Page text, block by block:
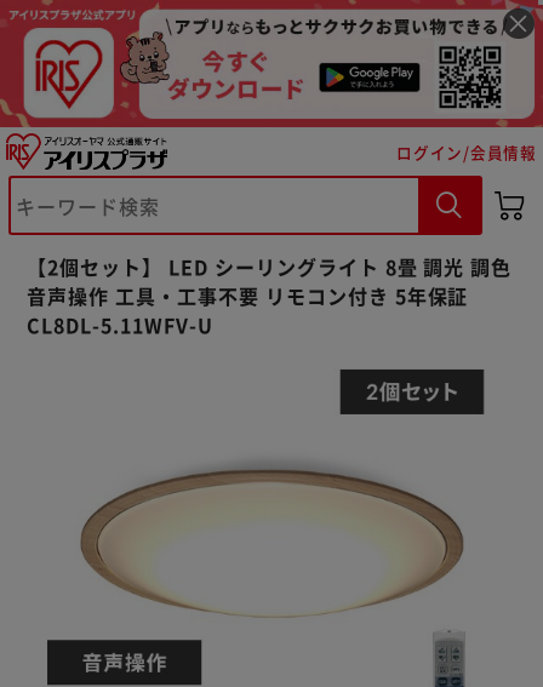
ログイン/会員情報
【2個セット】 LED シーリングライト 8畳 調光 調色
音声操作 工具・工事不要 リモコン付き 5年保証
CL8DL-5.11WFV-U